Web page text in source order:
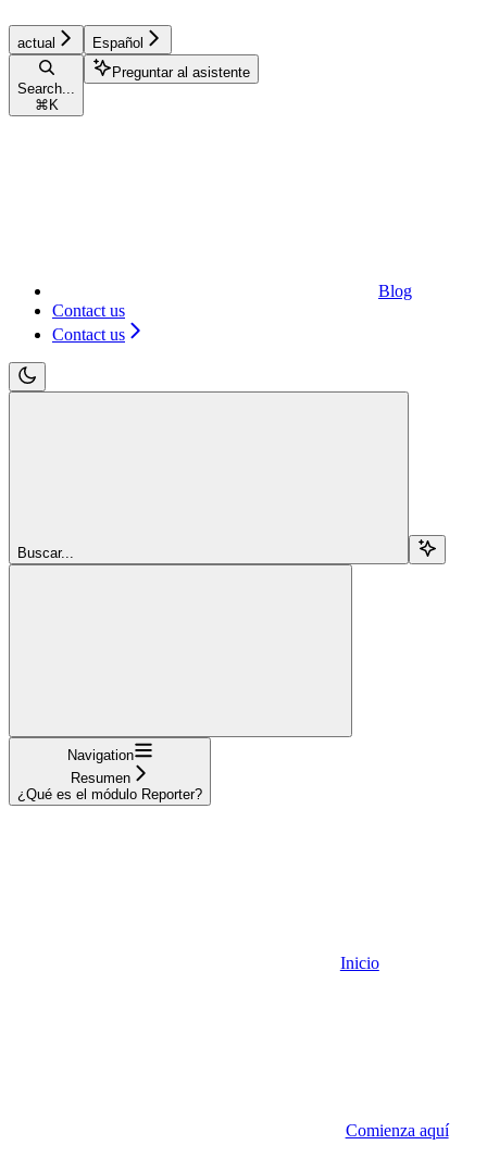
actual Español
Search...
⌘ K
Preguntar al asistente
Blog
Contact us
Contact us
Buscar...
Navigation
Resumen
¿Qué es el módulo Reporter?
Inicio
Comienza aquí